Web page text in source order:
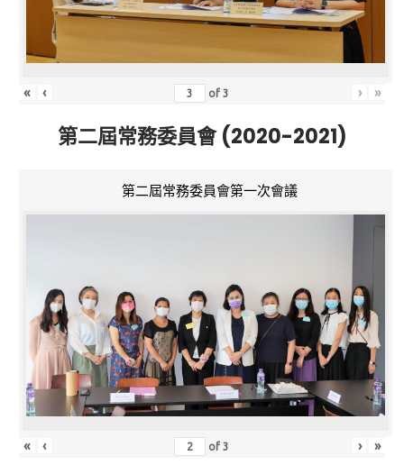
« ‹ of3 › »
第二屆常務委員會 (2020-2021)
第二屆常務委員會第一次會議
« ‹ of3 › »